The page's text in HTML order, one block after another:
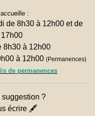
:
de 8h30 à 12h00 et de
8h30 à 12h00
à 12h00 (Permanences)
de permanences
suggestion ?
écrire 🖋